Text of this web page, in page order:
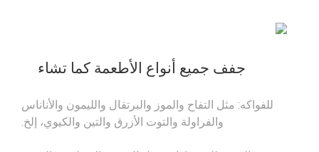
جفف جميع أنواع الأطعمة كما تشاء
للفواكه: مثل التفاح والموز والبرتقال والليمون والأناناس
والفراولة والتوت الأزرق والتين والكيوي، إلخ.